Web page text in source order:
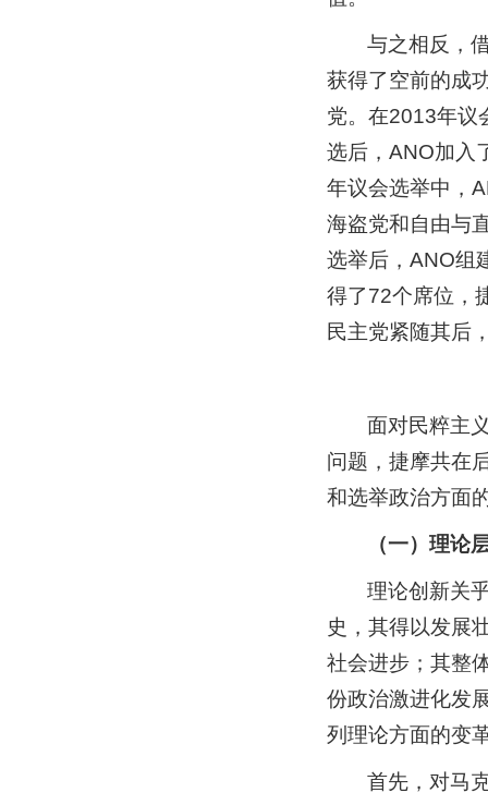
与之相反，
获得了空前的成
党。在2013年议
选后，ANO加入
年议会选举中，
海盗党和自由与
选举后，ANO组
得了72个席位，
民主党紧随其后
面对民粹主
问题，捷摩共在
和选举政治方面
（一）理论
理论创新关
史，其得以发展
社会进步；其整
份政治激进化发
列理论方面的变
首先，对马